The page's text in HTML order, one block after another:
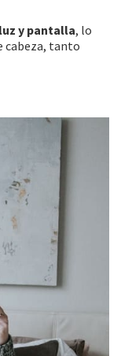
y pantalla, lo
cabeza, tanto